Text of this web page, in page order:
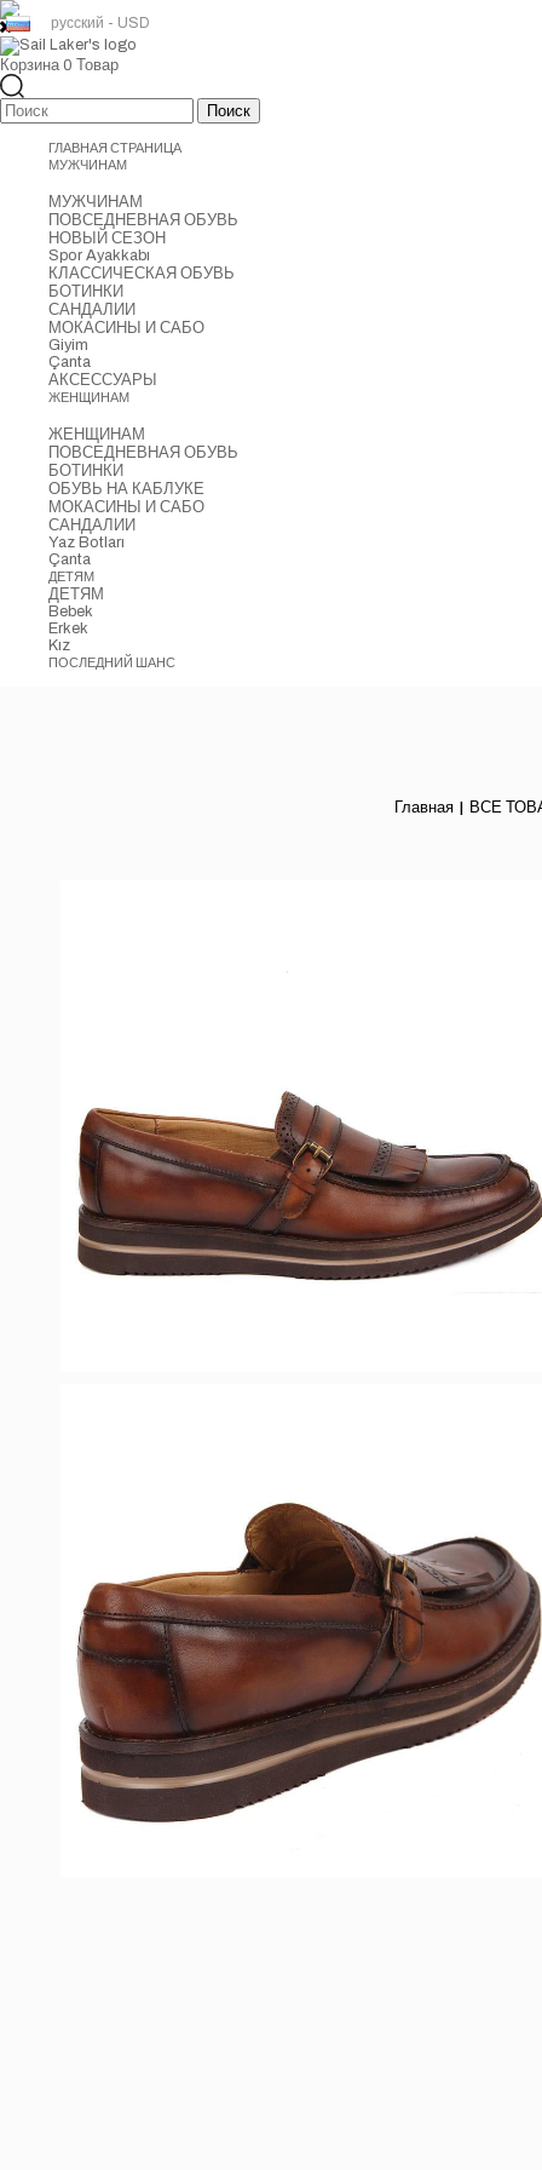
русский - USD
Корзина 0 Товар
ГЛАВНАЯ СТРАНИЦА
МУЖЧИНАМ
МУЖЧИНАМ
ПОВСЕДНЕВНАЯ ОБУВЬ
НОВЫЙ СЕЗОН
Spor Ayakkabı
КЛАССИЧЕСКАЯ ОБУВЬ
БОТИНКИ
САНДАЛИИ
МОКАСИНЫ И САБО
Giyim
Çanta
АКСЕССУАРЫ
ЖЕНЩИНАМ
ЖЕНЩИНАМ
ПОВСЕДНЕВНАЯ ОБУВЬ
БОТИНКИ
ОБУВЬ НА КАБЛУКЕ
МОКАСИНЫ И САБО
САНДАЛИИ
Yaz Botları
Çanta
ДЕТЯМ
ДЕТЯМ
Bebek
Erkek
Kız
ПОСЛЕДНИЙ ШАНС
Главная ВСЕ